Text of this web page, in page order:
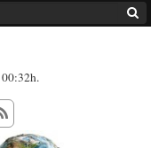
00:32h.